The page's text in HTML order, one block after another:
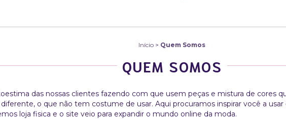
Início > Quem Somos
QUEM SOMOS
das nossas clientes fazendo com que usem peças e mistura de cores
o que não tem costume de usar. Aqui procuramos inspirar você a
loja fisica e o site veio para expandir o mundo online da moda.